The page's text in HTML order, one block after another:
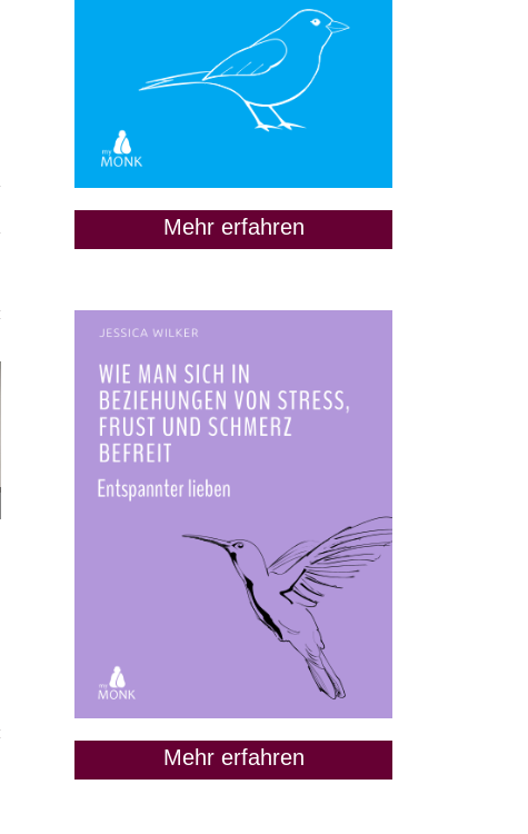
ausweglosen Situationen
Mehr erfahren
Mehr erfahren